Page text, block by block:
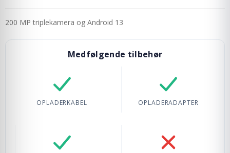
200 MP triplekamera og Android 13
Medfølgende tilbehør
OPLADERKABEL OPLADERADAPTER